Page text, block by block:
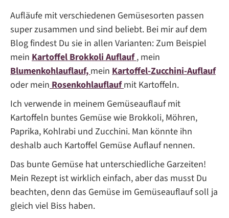
Aufläufe mit verschiedenen Gemüsesorten passen
super zusammen und sind beliebt. Bei mir auf dem
Blog findest Du sie in allen Varianten: Zum Beispiel
mein Kartoffel Brokkoli Auflauf , mein
Blumenkohlauflauf,mein Kartoffel-Zucchini-Auflauf
oder meinRosenkohlauflaufmit Kartoffeln.
Ich verwende in meinem Gemüseauflauf mit
Kartoffeln buntes Gemüse wie Brokkoli, Möhren,
Paprika, Kohlrabi und Zucchini. Man könnte ihn
deshalb auch Kartoffel Gemüse Auflauf nennen.
Das bunte Gemüse hat unterschiedliche Garzeiten!
Mein Rezept ist wirklich einfach, aber das musst Du
beachten, denn das Gemüse im Gemüseauflauf soll ja
gleich viel Biss haben.